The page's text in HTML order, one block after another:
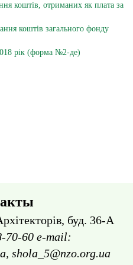
коштів, отриманих як плата за
коштів загального фонду
рік (форма №2-де)
буд. 36-А
70-60 e-mail:
shola_5@nzo.org.ua